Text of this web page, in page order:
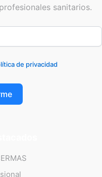
sanitarios.
de privacidad